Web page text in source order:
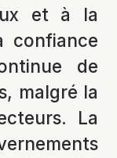
et à la
confiance
de
malgré la
La